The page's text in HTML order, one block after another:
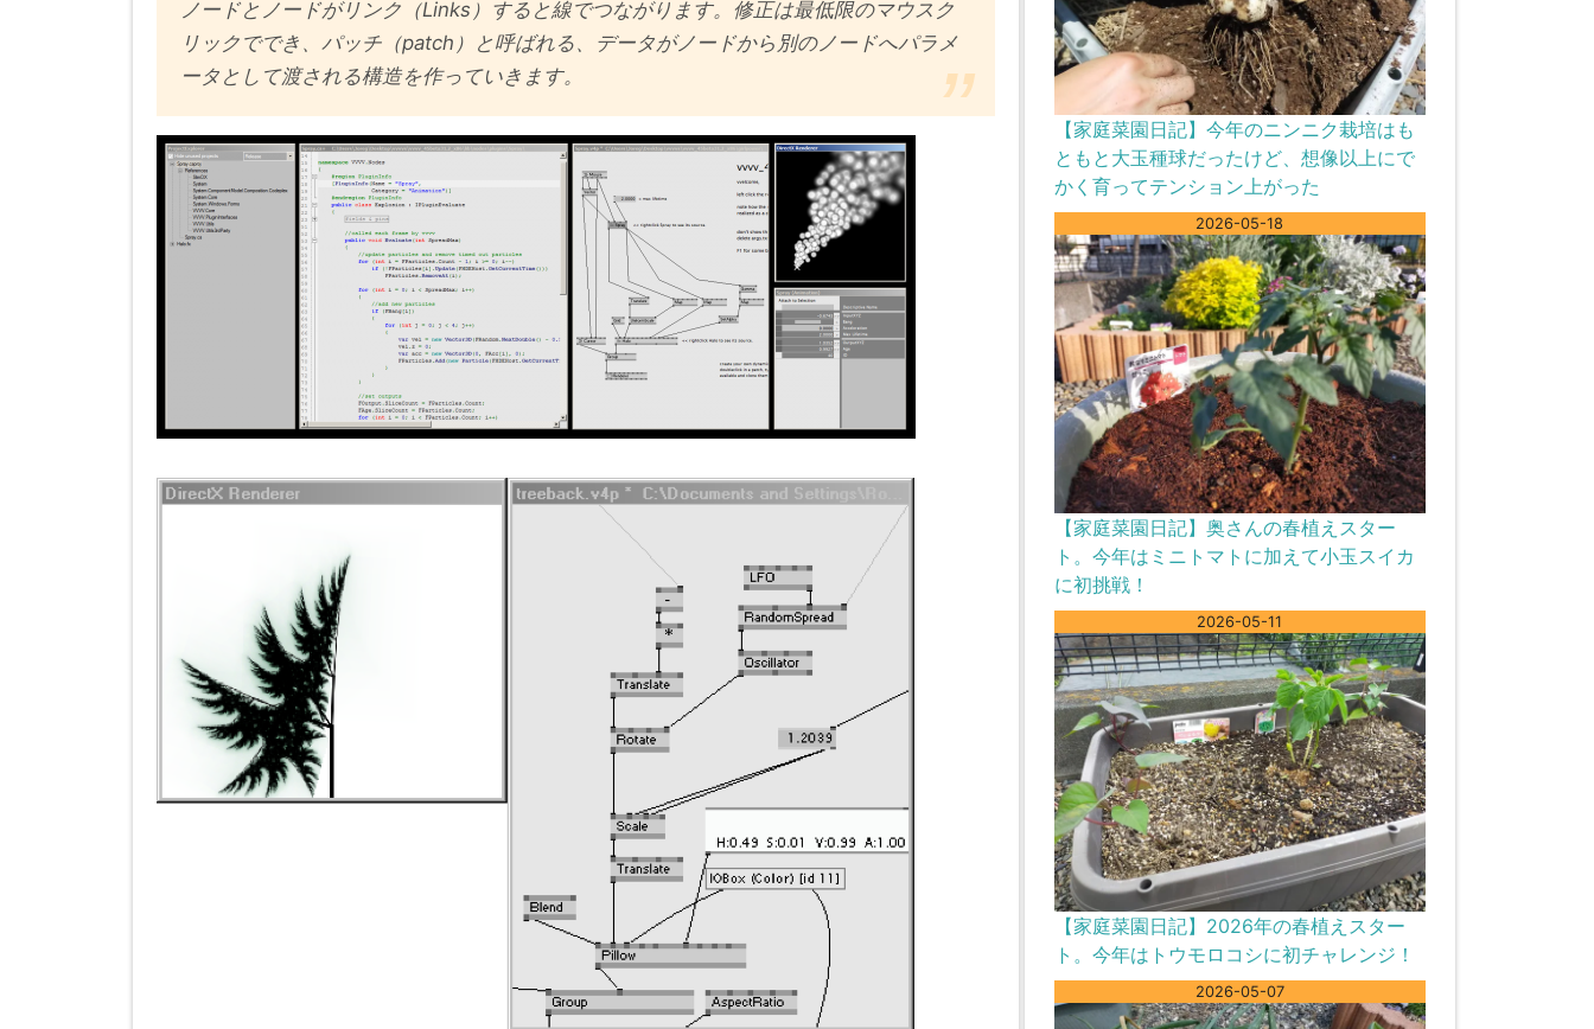
ノードとノードがリンク（Links）すると線でつながります。修正は最低限のマウスク
リックででき、パッチ（patch）と呼ばれる、データがノードから別のノードへパラメ
ータとして渡される構造を作っていきます。
【家庭菜園日記】今年のニンニク栽培はも
ともと大玉種球だったけど、想像以上にで
かく育ってテンション上がった
2026-05-18
【家庭菜園日記】奥さんの春植えスター
ト。今年はミニトマトに加えて小玉スイカ
に初挑戦！
2026-05-11
【家庭菜園日記】2026年の春植えスター
ト。今年はトウモロコシに初チャレンジ！
2026-05-07